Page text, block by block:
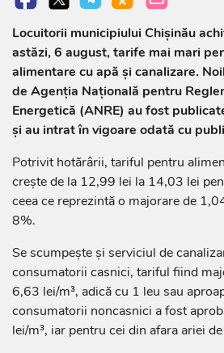
Locuitorii municipiului Chișinău
astăzi, 6 august, tarife mai mari
alimentare cu apă și canalizare.
de Agenția Națională pentru
Energetică (ANRE) au fost
și au intrat în vigoare odată cu
Potrivit hotărârii, tariful pentru
crește de la 12,99 lei la 14,03 lei
ceea ce reprezintă o majorare de
8%.
Se scumpește și serviciul de
consumatorii casnici, tariful fiind
6,63 lei/m³, adică cu 1 leu sau
consumatorii noncasnici a fost
lei/m³, iar pentru cei din afara ariei